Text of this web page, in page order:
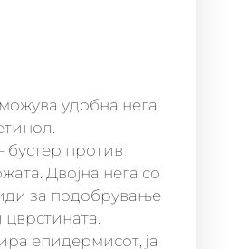
удобна нега
бустер против
Двојна нега со
за подобрување
епидермисот, ја